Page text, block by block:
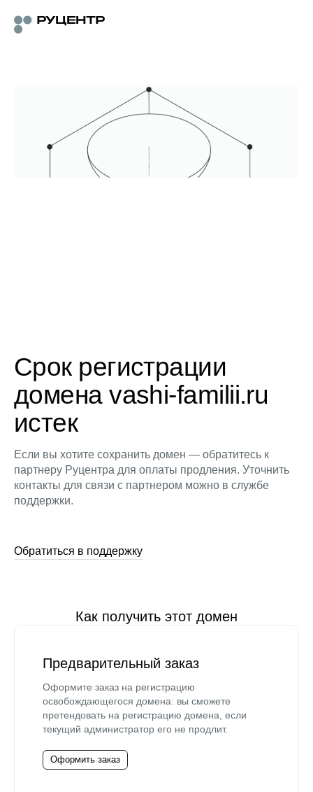
Срок регистрации
домена vashi-familii.ru
истек
Если вы хотите сохранить домен — обратитесь к
партнеру Руцентра для оплаты продления. Уточнить
контакты для связи с партнером можно в службе
поддержки.
Обратиться в поддержку
Как получить этот домен
Предварительный заказ
Оформите заказ на регистрацию
освобождающегося домена: вы сможете
претендовать на регистрацию домена, если
текущий администратор его не продлит.
Оформить заказ